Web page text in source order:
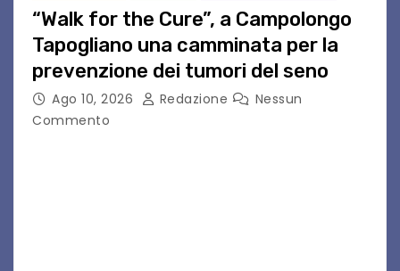
“Walk for the Cure”, a Campolongo
Tapogliano una camminata per la
prevenzione dei tumori del seno
Ago 10, 2026 Redazione
Nessun
Commento